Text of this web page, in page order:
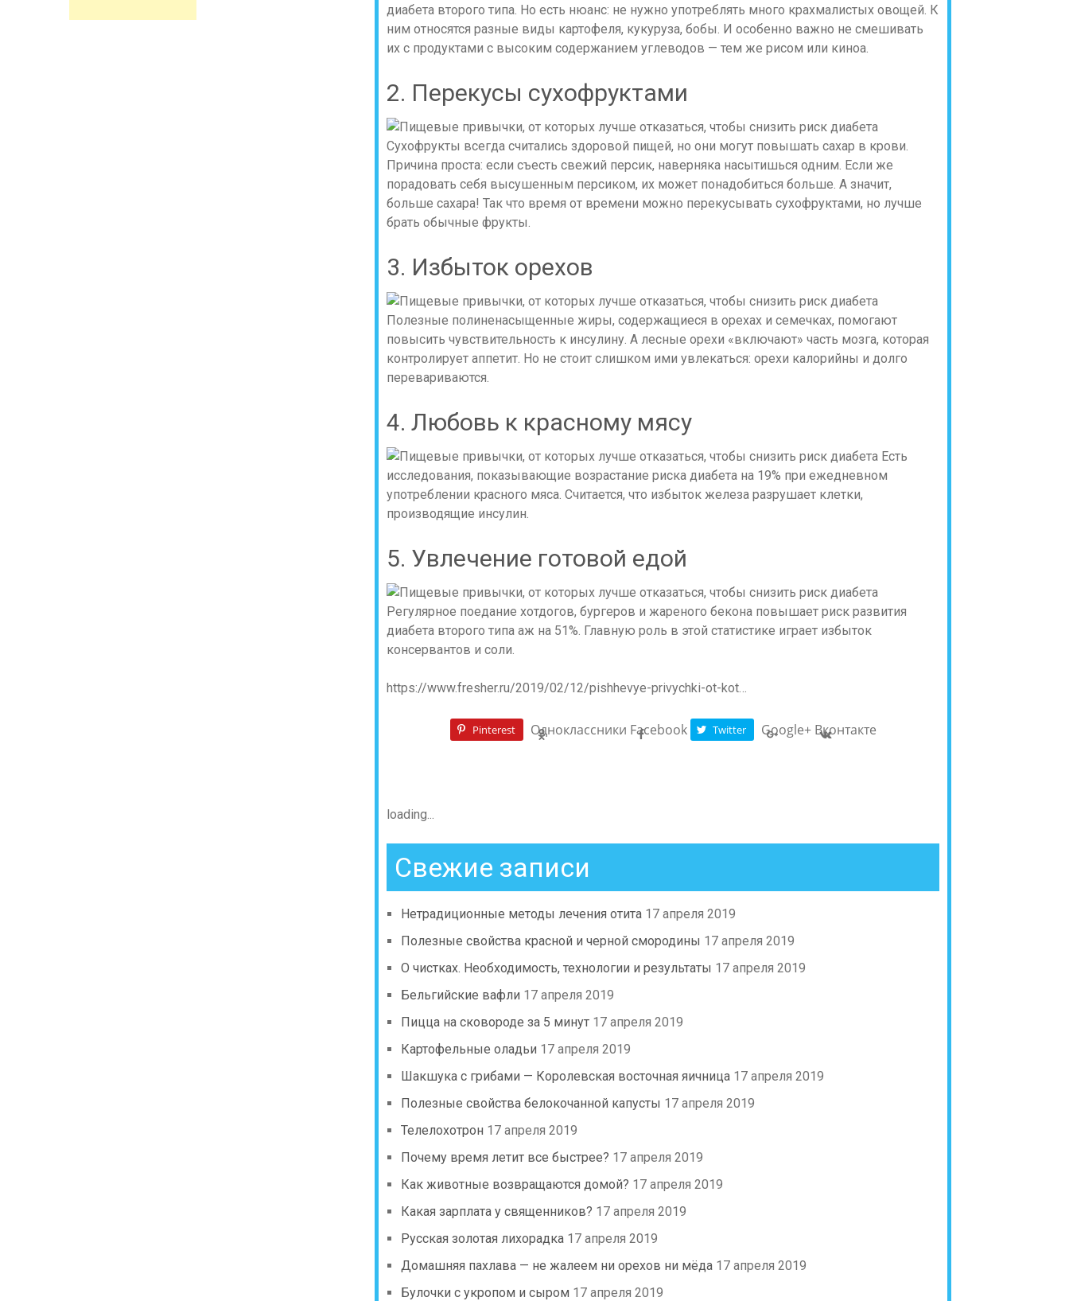
диабета второго типа. Но есть нюанс: не нужно употреблять много крахмалистых овощей. К
ним относятся разные виды картофеля, кукуруза, бобы. И особенно важно не смешивать
их с продуктами с высоким содержанием углеводов — тем же рисом или киноа.
2. Перекусы сухофруктами
Сухофрукты всегда считались здоровой пищей, но они могут повышать сахар в крови.
Причина проста: если съесть свежий персик, наверняка насытишься одним. Если же
порадовать себя высушенным персиком, их может понадобиться больше. А значит,
больше сахара! Так что время от времени можно перекусывать сухофруктами, но лучше
брать обычные фрукты.
3. Избыток орехов
Полезные полиненасыщенные жиры, содержащиеся в орехах и семечках, помогают
повысить чувствительность к инсулину. А лесные орехи «включают» часть мозга, которая
контролирует аппетит. Но не стоит слишком ими увлекаться: орехи калорийны и долго
перевариваются.
4. Любовь к красному мясу
Есть
исследования, показывающие возрастание риска диабета на 19% при ежедневном
употреблении красного мяса. Считается, что избыток железа разрушает клетки,
производящие инсулин.
5. Увлечение готовой едой
Регулярное поедание хотдогов, бургеров и жареного бекона повышает риск развития
диабета второго типа аж на 51%. Главную роль в этой статистике играет избыток
консервантов и соли.
https://www.fresher.ru/2019/02/12/pishhevye-privychki-ot-kot…
Pinterest Одноклассники Facebook Twitter Google+ Вконтакте
loading...
Свежие записи
Нетрадиционные методы лечения отита 17 апреля 2019
Полезные свойства красной и черной смородины 17 апреля 2019
О чистках. Необходимость, технологии и результаты 17 апреля 2019
Бельгийские вафли 17 апреля 2019
Пицца на сковороде за 5 минут 17 апреля 2019
Картофельные оладьи 17 апреля 2019
Шакшука с грибами — Королевская восточная яичница 17 апреля 2019
Полезные свойства белокочанной капусты 17 апреля 2019
Телелохотрон 17 апреля 2019
Почему время летит все быстрее? 17 апреля 2019
Как животные возвращаются домой? 17 апреля 2019
Какая зарплата у священников? 17 апреля 2019
Русская золотая лихорадка 17 апреля 2019
Домашняя пахлава — не жалеем ни орехов ни мёда 17 апреля 2019
Булочки с укропом и сыром 17 апреля 2019